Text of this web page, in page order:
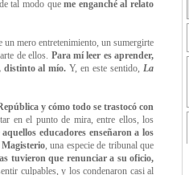
tal modo queme enganché al relato
un mero entretenimiento, un sumergirte
de ellos. Para mí leer es aprender,
distinto al mío. Y, en este sentido, La
y cómo todo se trastocó con
en el punto de mira, entre ellos, los
educadores enseñaron a los
, una especie de tribunal que
tuvieron que renunciar a su oficio,
culpables, y los condenaron casi al